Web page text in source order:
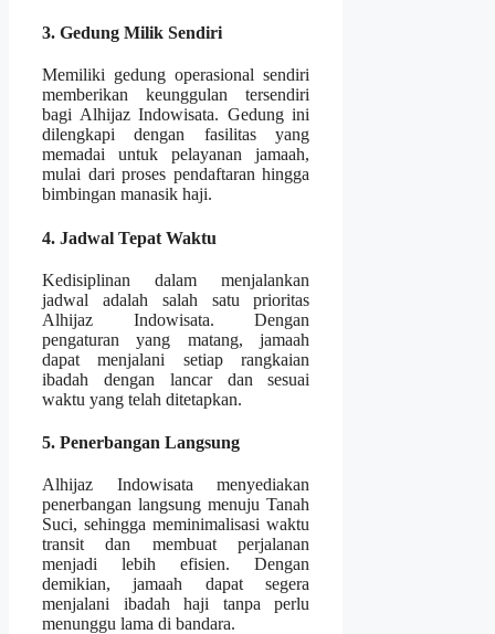
3. Gedung Milik Sendiri
Memiliki gedung operasional sendiri
memberikan keunggulan tersendiri
bagi Alhijaz Indowisata. Gedung ini
dilengkapi dengan fasilitas yang
memadai untuk pelayanan jamaah,
mulai dari proses pendaftaran hingga
bimbingan manasik haji.
4. Jadwal Tepat Waktu
Kedisiplinan dalam menjalankan
jadwal adalah salah satu prioritas
Alhijaz Indowisata. Dengan
pengaturan yang matang, jamaah
dapat menjalani setiap rangkaian
ibadah dengan lancar dan sesuai
waktu yang telah ditetapkan.
5. Penerbangan Langsung
Alhijaz Indowisata menyediakan
penerbangan langsung menuju Tanah
Suci, sehingga meminimalisasi waktu
transit dan membuat perjalanan
menjadi lebih efisien. Dengan
demikian, jamaah dapat segera
menjalani ibadah haji tanpa perlu
menunggu lama di bandara.